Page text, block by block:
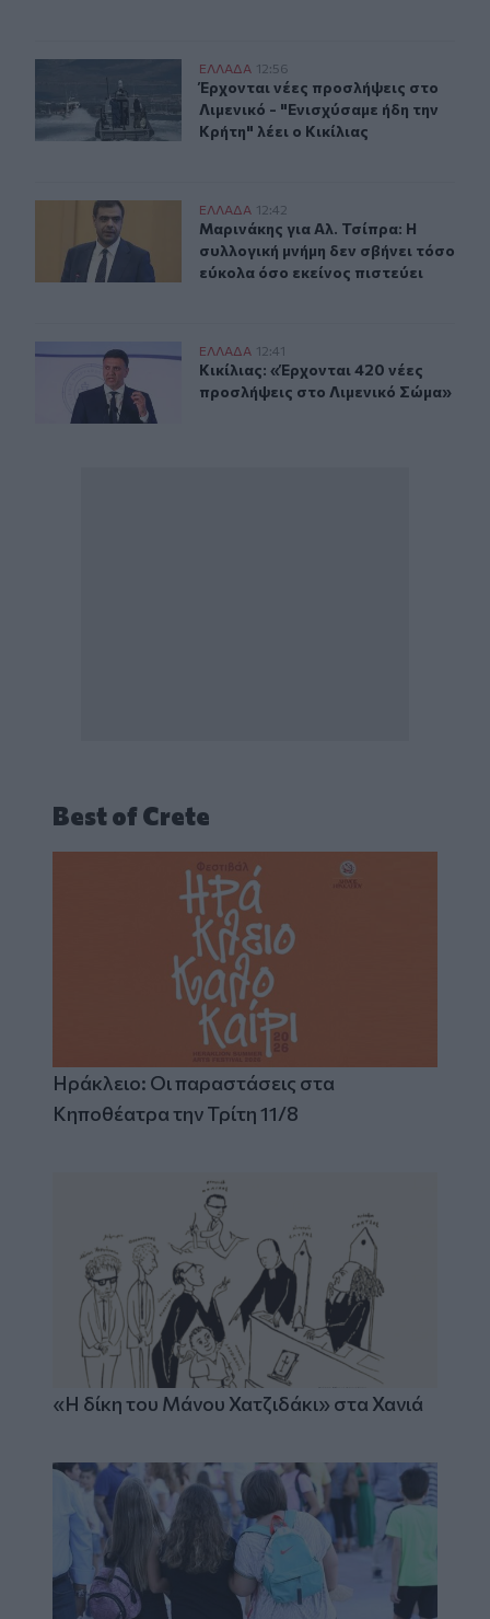
Κικίλιας: Έρχονται νέες προσλήψεις στο Λιμενικό -
ΕΛΛAΔΑ 12:56
Έρχονται νέες προσλήψεις στο
Έρχονται νέες προσλήψεις στο
Λιμενικό - "Ενισχύσαμε ήδη την
Κρήτη" λέει ο Κικίλιας
Μαρινάκης για Αλ. Τσίπρα: Η συλλογική μνήμη δεν
ΕΛΛAΔΑ 12:42
Μαρινάκης για Αλ. Τσίπρα: Η
Μαρινάκης για Αλ. Τσίπρα: Η
συλλογική μνήμη δεν σβήνει τόσο
εύκολα όσο εκείνος πιστεύει
Κικίλιας: «Έρχονται 420 νέες προσλήψεις στο
ΕΛΛAΔΑ 12:41
Κικίλιας: «Έρχονται 420 νέες
Κικίλιας: «Έρχονται 420 νέες
προσλήψεις στο Λιμενικό Σώμα»
Best of Crete
Ηράκλειο: Οι παραστάσεις στα
Κηποθέατρα την Τρίτη 11/8
«Η δίκη του Μάνου Χατζιδάκι» στα Χανιά